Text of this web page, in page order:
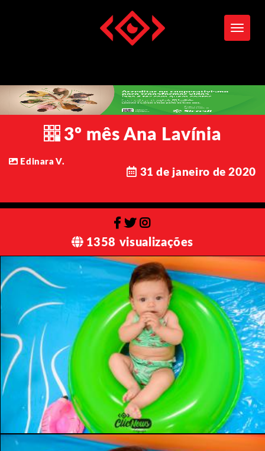
3º mês Ana Lavínia
Edinara V.
31 de janeiro de 2020
1358 visualizações